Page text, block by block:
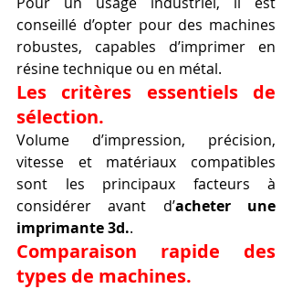
conseillé d’opter pour des machines
robustes, capables d’imprimer en
résine technique ou en métal.
Les critères essentiels de
sélection.
Volume d’impression, précision,
vitesse et matériaux compatibles
sont les principaux facteurs à
considérer avant d’acheter une
imprimante 3d..
Comparaison rapide des
types de machines.